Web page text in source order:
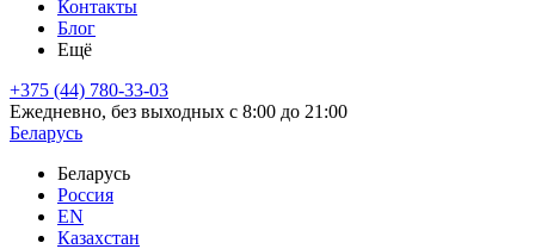
Контакты
Блог
Ещё
+375 (44) 780-33-03
Ежедневно, без выходных с 8:00 до 21:00
Беларусь
Беларусь
Россия
EN
Казахстан